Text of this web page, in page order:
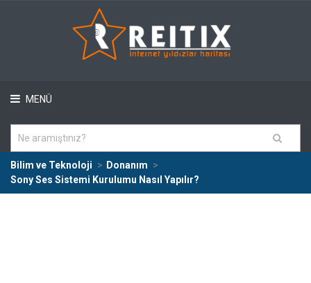
MENÜ
Bilim ve Teknoloji
Donanım
Sony Ses Sistemi Kurulumu Nasıl Yapılır?